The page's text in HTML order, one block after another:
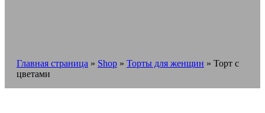
Главная страница » Shop » Торты для женщин » Торт с
цветами